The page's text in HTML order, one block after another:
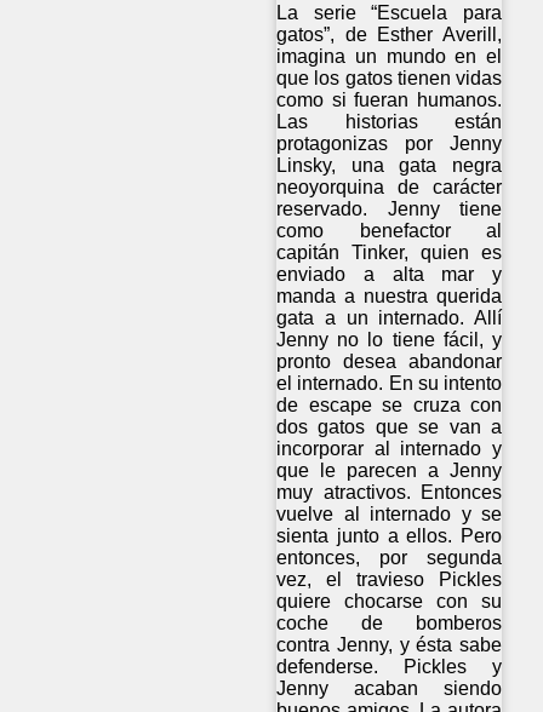
La serie “Escuela para
gatos”, de Esther Averill,
imagina un mundo en el
que los gatos tienen vidas
como si fueran humanos.
Las historias están
protagonizas por Jenny
Linsky, una gata negra
neoyorquina de carácter
reservado. Jenny tiene
como benefactor al
capitán Tinker, quien es
enviado a alta mar y
manda a nuestra querida
gata a un internado. Allí
Jenny no lo tiene fácil, y
pronto desea abandonar
el internado. En su intento
de escape se cruza con
dos gatos que se van a
incorporar al internado y
que le parecen a Jenny
muy atractivos. Entonces
vuelve al internado y se
sienta junto a ellos. Pero
entonces, por segunda
vez, el travieso Pickles
quiere chocarse con su
coche de bomberos
contra Jenny, y ésta sabe
defenderse. Pickles y
Jenny acaban siendo